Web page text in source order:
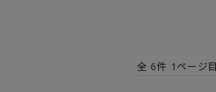
全 6件 1 ページ目